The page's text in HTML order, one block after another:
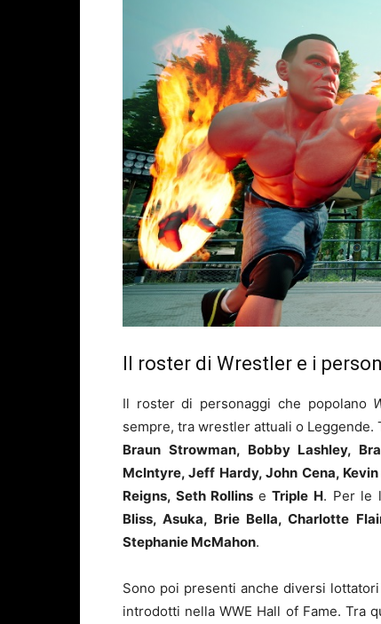
Il roster di Wrestler e i
Il roster di personaggi che popolano
sempre, tra wrestler attuali o Leggende.
Braun Strowman, Bobby Lashley,
McIntyre, Jeff Hardy, John Cena,
Reigns, Seth Rollins eTriple H. Per le
Bliss, Asuka, Brie Bella, Charlotte
Stephanie McMahon.
Sono poi presenti anche diversi
introdotti nella WWE Hall of Fame. Tra